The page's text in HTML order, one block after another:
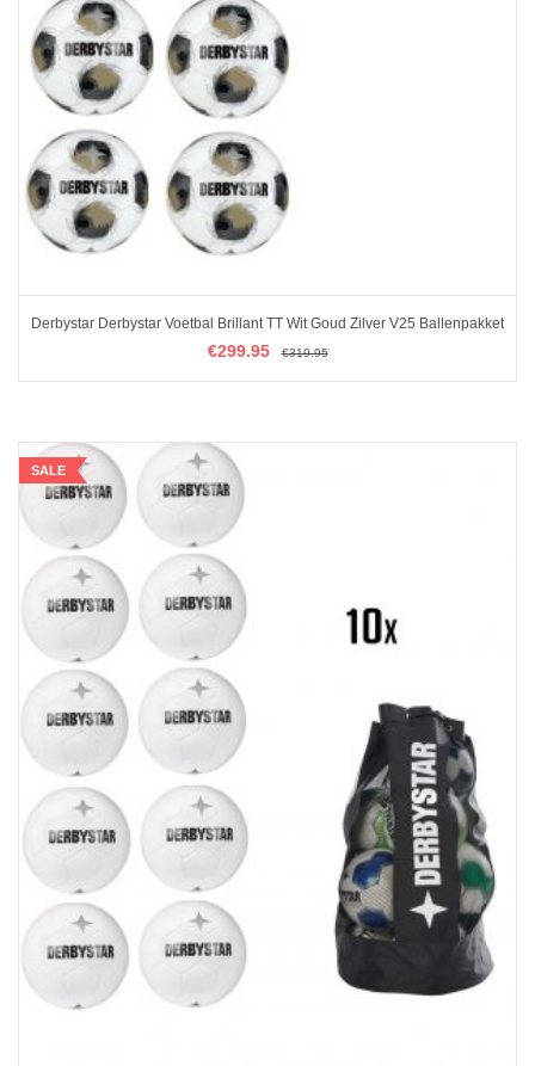
Derbystar Derbystar Voetbal Brillant TT Wit Goud Zilver V25 Ballenpakket
€299.95 €319.95
€299.95 €319.95
SALE